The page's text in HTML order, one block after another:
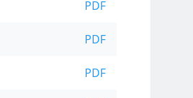
PDF
PDF
PDF